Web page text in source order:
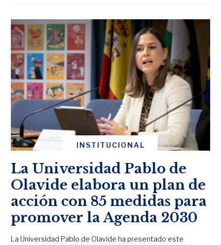
INSTITUCIONAL
La Universidad Pablo de
Olavide elabora un plan de
acción con 85 medidas para
promover la Agenda 2030
La Universidad Pablo de Olavide ha presentado este